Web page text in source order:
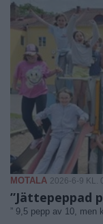
MOTALA 2026-6-9 KL.
”Jättepeppad
” 9,5 pepp av 10, men